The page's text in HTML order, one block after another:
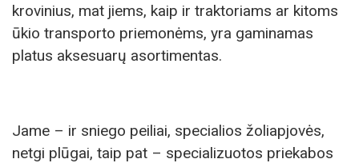
krovinius, mat jiems, kaip ir traktoriams ar kitoms
ūkio transporto priemonėms, yra gaminamas
platus aksesuarų asortimentas.
Jame – ir sniego peiliai, specialios žoliapjovės,
netgi plūgai, taip pat – specializuotos priekabos